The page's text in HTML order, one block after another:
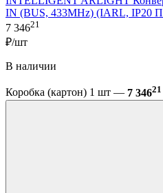
IN (BUS, 433MHz) (IARL, IP20
7 34621
₽/шт
В наличии
Коробка (картон) 1 шт — 7 34621